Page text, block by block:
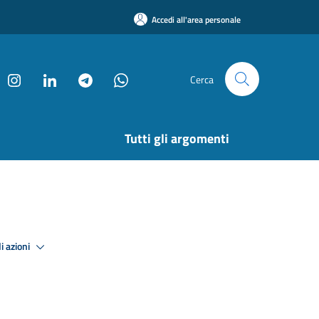
Accedi all'area personale
Cerca
Tutti gli argomenti
azioni